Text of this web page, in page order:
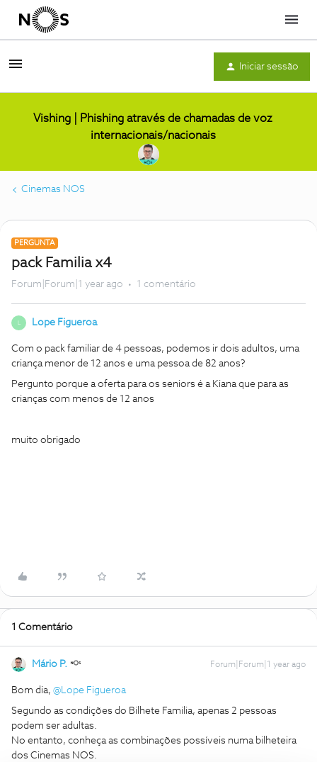
Menu
Iniciar sessão
Vishing | Phishing através de chamadas de voz
internacionais/nacionais
Cinemas NOS
PERGUNTA
pack Familia x4
Forum|Forum|1 year ago 1 comentário
Lope Figueroa
Com o pack familiar de 4 pessoas, podemos ir dois adultos, uma
criança menor de 12 anos e uma pessoa de 82 anos?
Pergunto porque a oferta para os seniors é a Kiana que para as
crianças com menos de 12 anos
muito obrigado
1 Comentário
Mário P. Forum|Forum|1 year ago
Bom dia, ​ @Lope Figueroa
Segundo as condições do Bilhete Familia, apenas 2 pessoas
podem ser adultas.
No entanto, conheça as combinações possíveis numa bilheteira
dos Cinemas NOS.